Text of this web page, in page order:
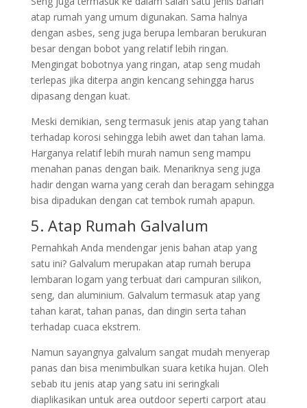
atap rumah yang umum digunakan. Sama halnya
dengan asbes, seng juga berupa lembaran berukuran
besar dengan bobot yang relatif lebih ringan.
Mengingat bobotnya yang ringan, atap seng mudah
terlepas jika diterpa angin kencang sehingga harus
dipasang dengan kuat.
Meski demikian, seng termasuk jenis atap yang tahan
terhadap korosi sehingga lebih awet dan tahan lama.
Harganya relatif lebih murah namun seng mampu
menahan panas dengan baik. Menariknya seng juga
hadir dengan warna yang cerah dan beragam sehingga
bisa dipadukan dengan cat tembok rumah apapun.
5. Atap Rumah Galvalum
Pernahkah Anda mendengar jenis bahan atap yang
satu ini? Galvalum merupakan atap rumah berupa
lembaran logam yang terbuat dari campuran silikon,
seng, dan aluminium. Galvalum termasuk atap yang
tahan karat, tahan panas, dan dingin serta tahan
terhadap cuaca ekstrem.
Namun sayangnya galvalum sangat mudah menyerap
panas dan bisa menimbulkan suara ketika hujan. Oleh
sebab itu jenis atap yang satu ini seringkali
diaplikasikan untuk area outdoor seperti carport atau